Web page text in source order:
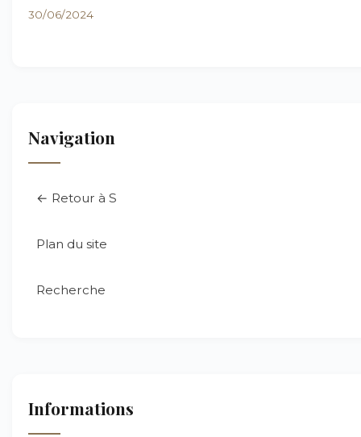
30/06/2024
Navigation
← Retour à S
Plan du site
Recherche
Informations